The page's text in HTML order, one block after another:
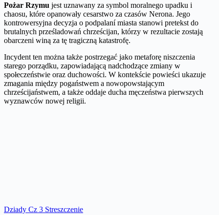
Pożar Rzymu jest uznawany za symbol moralnego upadku i
chaosu, które opanowały cesarstwo za czasów Nerona. Jego
kontrowersyjna decyzja o podpalaní miasta stanowi pretekst do
brutalnych prześladowań chrześcijan, którzy w rezultacie zostają
obarczeni winą za tę tragiczną katastrofę.
Incydent ten można także postrzegać jako metaforę niszczenia
starego porządku, zapowiadającą nadchodzące zmiany w
społeczeństwie oraz duchowości. W kontekście powieści ukazuje
zmagania między pogaństwem a nowopowstającym
chrześcijaństwem, a także oddaje ducha męczeństwa pierwszych
wyznawców nowej religii.
Dziady Cz 3 Streszczenie